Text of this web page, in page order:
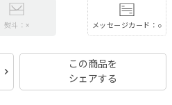
熨斗：× メッセージカード：○
この商品を
シェアする